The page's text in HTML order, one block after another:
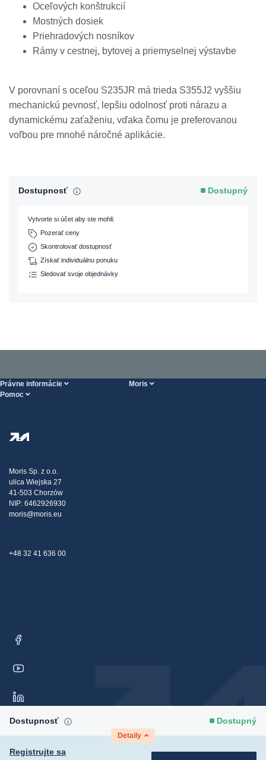
Oceľových konštrukcií
Mostných dosiek
Priehradových nosníkov
Rámy v cestnej, bytovej a priemyselnej výstavbe
V porovnaní s oceľou S235JR má trieda S355J2 vyššiu
mechanickú pevnosť, lepšiu odolnosť proti nárazu a
dynamickému zaťaženiu, vďaka čomu je preferovanou
voľbou pre mnohé náročné aplikácie.
Dostupnosť Dostupný
Vytvorte si účet aby ste mohli:
Pozerať ceny
Skontrolovať dostupnosť
Získať individuálnu ponuku
Sledovať svoje objednávky
Dostupnosť Dostupný
Detaily
Registrujte sa
Právne informácie Moris
Pomoc
Doprava
Sťažnosti
Moris Sp. z o.o.
ulica Wiejska 27
41-503 Chorzów
NIP: 6462926930
moris@moris.eu
+48 32 41 636 00